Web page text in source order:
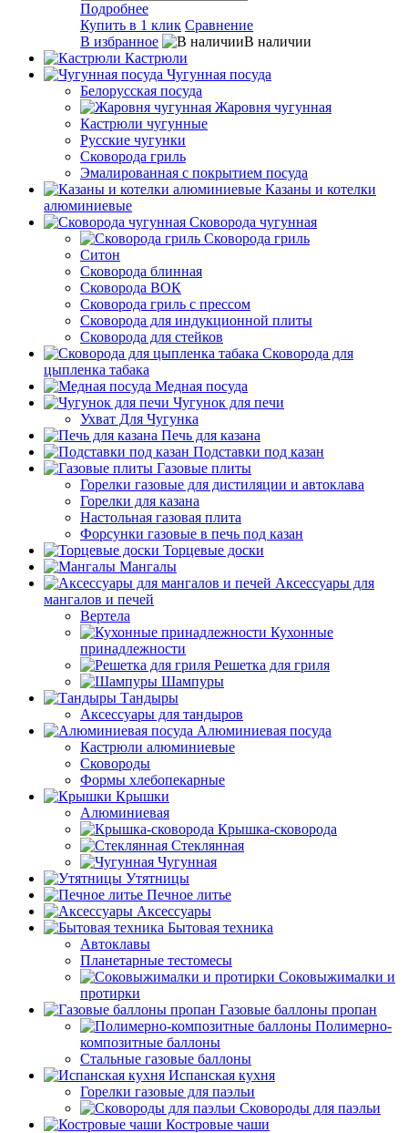
Подробнее
Купить в 1 клик Сравнение
В избранное
В наличии
Кастрюли
Чугунная посуда
Белорусская посуда
Жаровня чугунная
Кастрюли чугунные
Русские чугунки
Сковорода гриль
Эмалированная с покрытием посуда
Казаны и котелки
алюминиевые
Сковорода чугунная
Сковорода гриль
Ситон
Сковорода блинная
Сковорода ВОК
Сковорода гриль с прессом
Сковорода для индукционной плиты
Сковорода для стейков
Сковорода для
цыпленка табака
Медная посуда
Чугунок для печи
Ухват Для Чугунка
Печь для казана
Подставки под казан
Газовые плиты
Горелки газовые для дистиляции и автоклава
Горелки для казана
Настольная газовая плита
Форсунки газовые в печь под казан
Торцевые доски
Мангалы
Аксессуары для
мангалов и печей
Вертела
Кухонные
принадлежности
Решетка для гриля
Шампуры
Тандыры
Аксессуары для тандыров
Алюминиевая посуда
Кастрюли алюминиевые
Сковороды
Формы хлебопекарные
Крышки
Алюминиевая
Крышка-сковорода
Стеклянная
Чугунная
Утятницы
Печное литье
Аксессуары
Бытовая техника
Автоклавы
Планетарные тестомесы
Соковыжималки и
протирки
Газовые баллоны пропан
Полимерно-
композитные баллоны
Стальные газовые баллоны
Испанская кухня
Горелки газовые для паэльи
Сковороды для паэльи
Костровые чаши